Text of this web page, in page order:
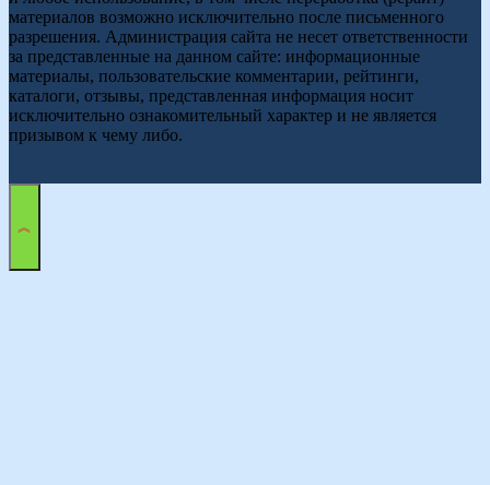
материалов возможно исключительно после письменного
разрешения. Администрация сайта не несет ответственности
за представленные на данном сайте: информационные
материалы, пользовательские комментарии, рейтинги,
каталоги, отзывы, представленная информация носит
исключительно ознакомительный характер и не является
призывом к чему либо.